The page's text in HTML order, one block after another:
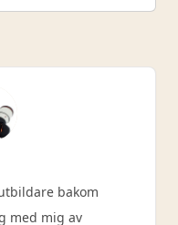
bakom
med mig av